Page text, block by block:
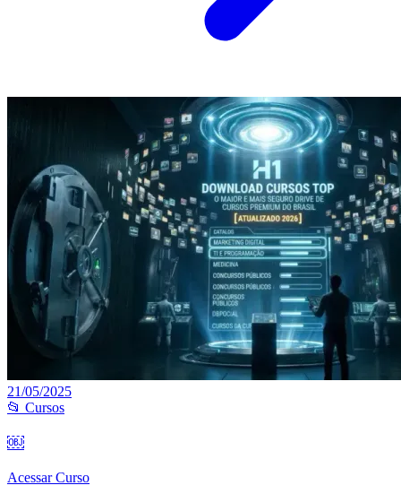
21/05/2025
📂 Cursos
￼
Acessar Curso